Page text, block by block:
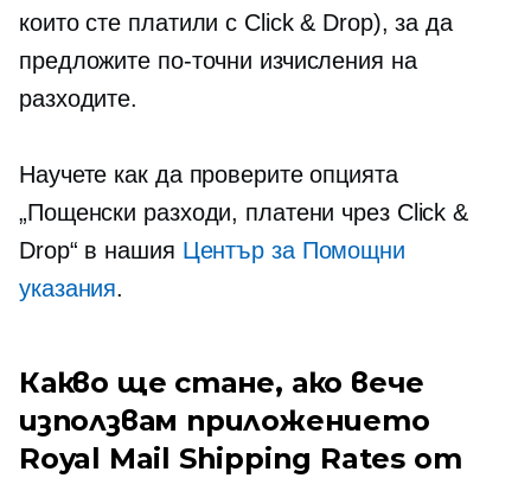
които сте платили с Click & Drop), за да
предложите по-точни изчисления на
разходите.
Научете как да проверите опцията
„Пощенски разходи, платени чрез Click &
Drop“ в нашия Център за Помощни
указания.
Какво ще стане, ако вече
използвам приложението
Royal Mail Shipping Rates от